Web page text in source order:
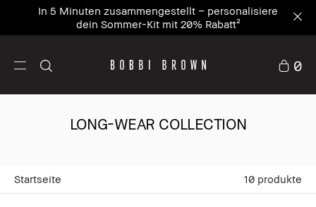
In 5 Minuten zusammengestellt – personalisiere
dein Sommer-Kit mit 20% Rabatt²
0
LONG-WEAR COLLECTION
Startseite 10 produkte